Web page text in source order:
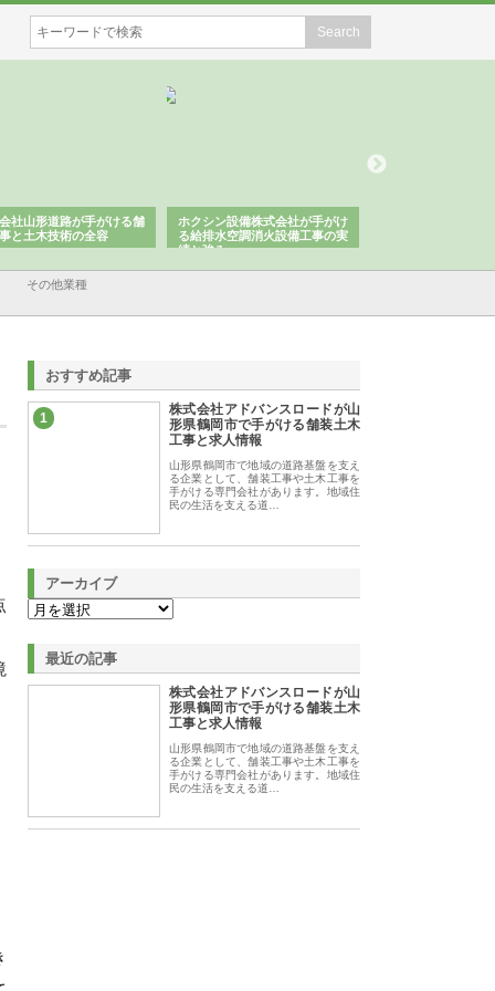
社山形道路が手がける舗
と土木技術の全容
ホクシン設備株式会社が手がけ
る給排水空調消火設備工事の実
績と強み
その他業種
おすすめ記事
1
株式会社アドバンスロードが山
形県鶴岡市で手がける舗装土木
工事と求人情報
山形県鶴岡市で地域の道路基盤を支え
る企業として、舗装工事や土木工事を
手がける専門会社があります。地域住
民の生活を支える道…
アーカイブ
最近の記事
株式会社アドバンスロードが山
形県鶴岡市で手がける舗装土木
工事と求人情報
山形県鶴岡市で地域の道路基盤を支え
る企業として、舗装工事や土木工事を
手がける専門会社があります。地域住
民の生活を支える道…